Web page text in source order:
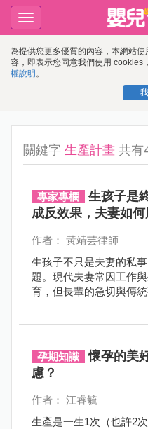
為提供您更多優質的內容，本網站
容，即表示您同意我們使用 cookies
權說明 。
Toggle
navigation
關鍵字 生產計畫 共有
專家專欄
生孩子是
成反效果，夫妻如何
作者： 黃靖芸律師
生孩子不只是夫妻的私
題。現代夫妻常因工作
育，但長輩的急切與傳
孕期知識
懷孕的美
慮？
作者： 江睿毓
生產是一生1次（也許2